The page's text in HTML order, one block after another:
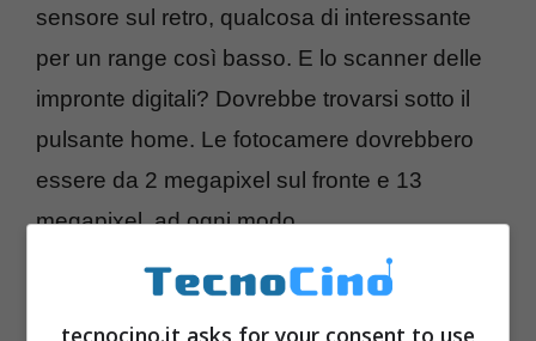
sensore sul retro, qualcosa di interessante
per un range così basso. E lo scanner delle
impronte digitali? Dovrebbe trovarsi sotto il
pulsante home. Le fotocamere dovrebbero
essere da 2 megapixel sul fronte e 13
megapixel, ad ogni modo.
tecnocino.it asks for your consent to use